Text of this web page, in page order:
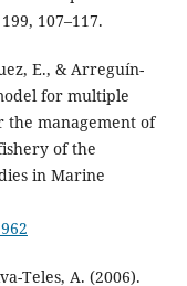
107–117.
E., & Arreguín-
for multiple
the management of
of the
in Marine
Teles, A. (2006).